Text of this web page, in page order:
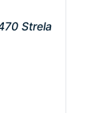
Strela